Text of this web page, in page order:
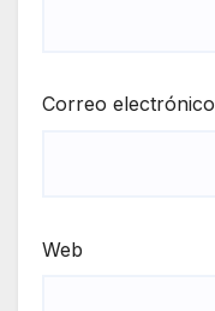
Correo electrónico
Web